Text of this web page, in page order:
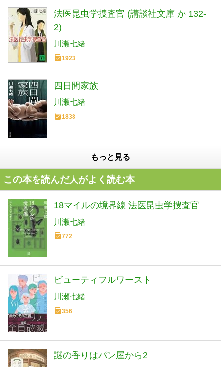
法医昆虫学捜査官 (講談社文庫 か 132-
2)
川瀬七緒
1923
四日間家族
川瀬七緒
1838
もっと見る
この本を読んだ人がよく読む本
18マイルの境界線 法医昆虫学捜査官
川瀬七緒
772
ビューティフルワースト
川瀬七緒
356
謎の香りはパン屋から2